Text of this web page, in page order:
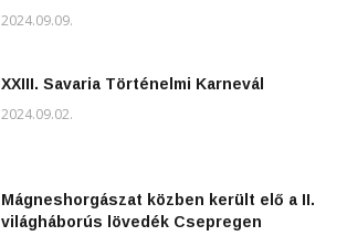
2024.09.09.
XXIII. Savaria Történelmi Karnevál
2024.09.02.
Mágneshorgászat közben került elő a II.
világháborús lövedék Csepregen